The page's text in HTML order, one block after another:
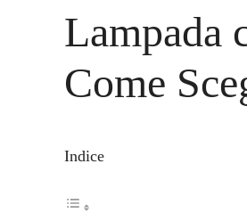
Lampada
Come
Indice